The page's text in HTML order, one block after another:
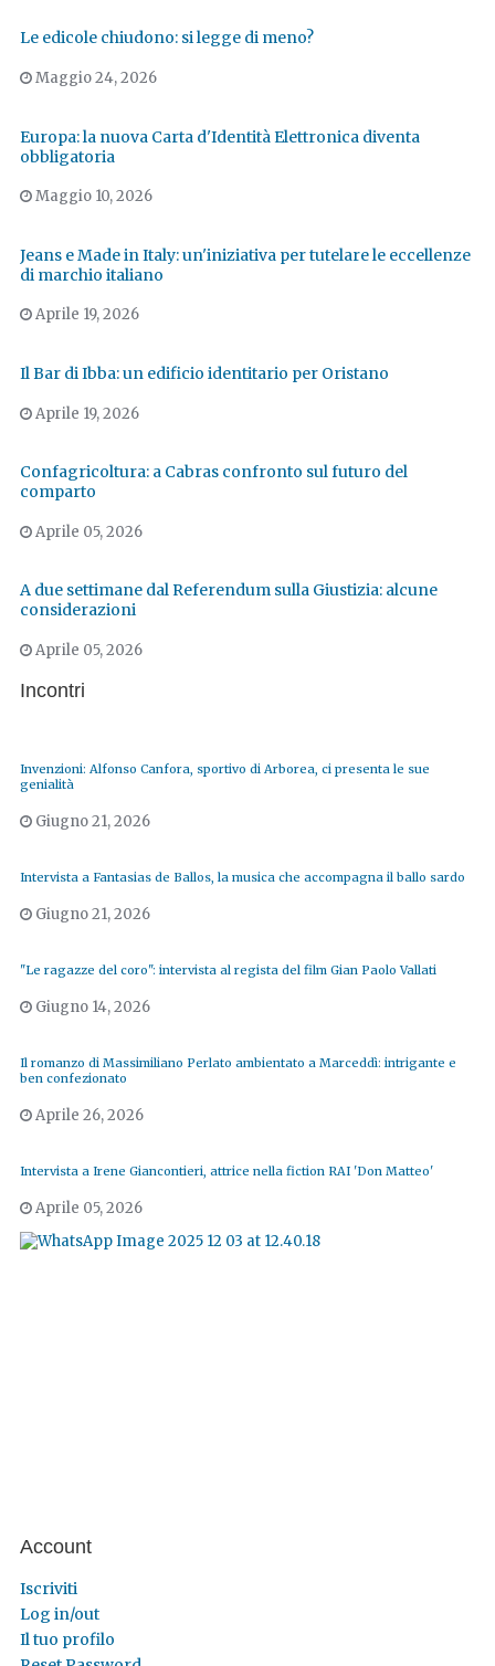
Le edicole chiudono: si legge di meno?
Maggio 24, 2026
Europa: la nuova Carta d'Identità Elettronica diventa
obbligatoria
Maggio 10, 2026
Jeans e Made in Italy: un'iniziativa per tutelare le eccellenze
di marchio italiano
Aprile 19, 2026
Il Bar di Ibba: un edificio identitario per Oristano
Aprile 19, 2026
Confagricoltura: a Cabras confronto sul futuro del
comparto
Aprile 05, 2026
A due settimane dal Referendum sulla Giustizia: alcune
considerazioni
Aprile 05, 2026
Incontri
Invenzioni: Alfonso Canfora, sportivo di Arborea, ci presenta le sue
genialità
Giugno 21, 2026
Intervista a Fantasias de Ballos, la musica che accompagna il ballo sardo
Giugno 21, 2026
"Le ragazze del coro": intervista al regista del film Gian Paolo Vallati
Giugno 14, 2026
Il romanzo di Massimiliano Perlato ambientato a Marceddì: intrigante e
ben confezionato
Aprile 26, 2026
Intervista a Irene Giancontieri, attrice nella fiction RAI 'Don Matteo'
Aprile 05, 2026
Account
Iscriviti
Log in/out
Il tuo profilo